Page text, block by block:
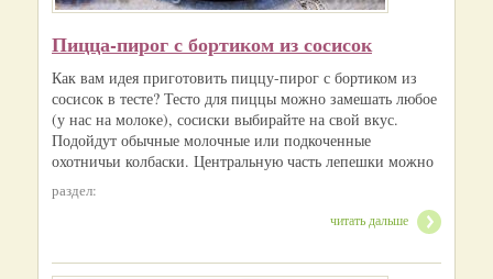
Пицца-пирог с бортиком из сосисок
Как вам идея приготовить пиццу-пирог с бортиком из
сосисок в тесте? Тесто для пиццы можно замешать любое
(у нас на молоке), сосиски выбирайте на свой вкус.
Подойдут обычные молочные или подкоченные
охотничьи колбаски. Центральную часть лепешки можно
раздел:
читать дальше